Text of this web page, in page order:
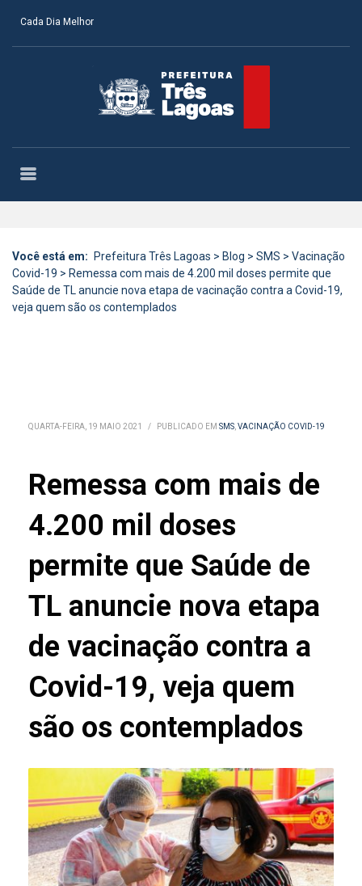
Cada Dia Melhor
Você está em: Prefeitura Três Lagoas > Blog > SMS > Vacinação
Covid-19 > Remessa com mais de 4.200 mil doses permite que
Saúde de TL anuncie nova etapa de vacinação contra a Covid-19,
veja quem são os contemplados
QUARTA-FEIRA, 19 MAIO 2021 / PUBLICADO EM SMS,VACINAÇÃO COVID-19
Remessa com mais de
4.200 mil doses
permite que Saúde de
TL anuncie nova etapa
de vacinação contra a
Covid-19, veja quem
são os contemplados